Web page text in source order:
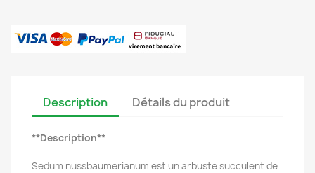
Description Détails du produit
**Description**
Sedum nussbaumerianum est un arbuste succulent de